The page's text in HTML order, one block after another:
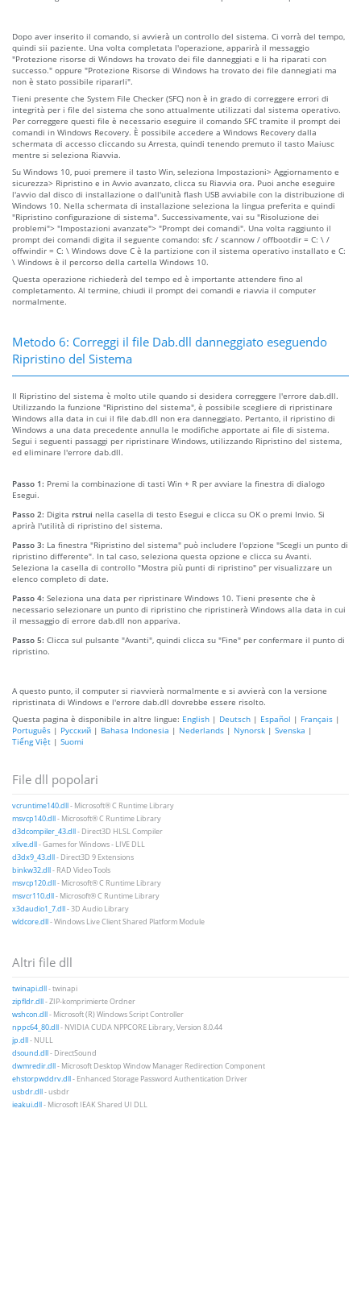
Dopo aver inserito il comando, si avvierà un controllo del sistema. Ci vorrà del tempo,
quindi sii paziente. Una volta completata l'operazione, apparirà il messaggio
"Protezione risorse di Windows ha trovato dei file danneggiati e li ha riparati con
successo." oppure "Protezione Risorse di Windows ha trovato dei file dannegiati ma
non è stato possibile ripararli".
Tieni presente che System File Checker (SFC) non è in grado di correggere errori di
integrità per i file del sistema che sono attualmente utilizzati dal sistema operativo.
Per correggere questi file è necessario eseguire il comando SFC tramite il prompt dei
comandi in Windows Recovery. È possibile accedere a Windows Recovery dalla
schermata di accesso cliccando su Arresta, quindi tenendo premuto il tasto Maiusc
mentre si seleziona Riavvia.
Su Windows 10, puoi premere il tasto Win, seleziona Impostazioni> Aggiornamento e
sicurezza> Ripristino e in Avvio avanzato, clicca su Riavvia ora. Puoi anche eseguire
l'avvio dal disco di installazione o dall'unità flash USB avviabile con la distribuzione di
Windows 10. Nella schermata di installazione seleziona la lingua preferita e quindi
"Ripristino configurazione di sistema". Successivamente, vai su "Risoluzione dei
problemi"> "Impostazioni avanzate"> "Prompt dei comandi". Una volta raggiunto il
prompt dei comandi digita il seguente comando: sfc / scannow / offbootdir = C: \ /
offwindir = C: \ Windows dove C è la partizione con il sistema operativo installato e C:
\ Windows è il percorso della cartella Windows 10.
Questa operazione richiederà del tempo ed è importante attendere fino al
completamento. Al termine, chiudi il prompt dei comandi e riavvia il computer
normalmente.
Metodo 6: Correggi il file Dab.dll danneggiato eseguendo
Ripristino del Sistema
Il Ripristino del sistema è molto utile quando si desidera correggere l'errore dab.dll.
Utilizzando la funzione "Ripristino del sistema", è possibile scegliere di ripristinare
Windows alla data in cui il file dab.dll non era danneggiato. Pertanto, il ripristino di
Windows a una data precedente annulla le modifiche apportate ai file di sistema.
Segui i seguenti passaggi per ripristinare Windows, utilizzando Ripristino del sistema,
ed eliminare l'errore dab.dll.
Passo 1: Premi la combinazione di tasti Win + R per avviare la finestra di dialogo
Esegui.
Passo 2: Digita rstrui nella casella di testo Esegui e clicca su OK o premi Invio. Si
aprirà l'utilità di ripristino del sistema.
Passo 3: La finestra "Ripristino del sistema" può includere l'opzione "Scegli un punto di
ripristino differente". In tal caso, seleziona questa opzione e clicca su Avanti.
Seleziona la casella di controllo "Mostra più punti di ripristino" per visualizzare un
elenco completo di date.
Passo 4: Seleziona una data per ripristinare Windows 10. Tieni presente che è
necessario selezionare un punto di ripristino che ripristinerà Windows alla data in cui
il messaggio di errore dab.dll non appariva.
Passo 5: Clicca sul pulsante "Avanti", quindi clicca su "Fine" per confermare il punto di
ripristino.
A questo punto, il computer si riavvierà normalmente e si avvierà con la versione
ripristinata di Windows e l'errore dab.dll dovrebbe essere risolto.
Questa pagina è disponibile in altre lingue: English | Deutsch | Español | Français |
Português | Русский | Bahasa Indonesia | Nederlands | Nynorsk | Svenska |
Tiếng Việt | Suomi
File dll popolari
vcruntime140.dll- Microsoft® C Runtime Library
msvcp140.dll- Microsoft® C Runtime Library
d3dcompiler_43.dll- Direct3D HLSL Compiler
xlive.dll- Games for Windows - LIVE DLL
d3dx9_43.dll- Direct3D 9 Extensions
binkw32.dll- RAD Video Tools
msvcp120.dll- Microsoft® C Runtime Library
msvcr110.dll- Microsoft® C Runtime Library
x3daudio1_7.dll- 3D Audio Library
wldcore.dll- Windows Live Client Shared Platform Module
Altri file dll
twinapi.dll- twinapi
zipfldr.dll- ZIP-komprimierte Ordner
wshcon.dll- Microsoft (R) Windows Script Controller
nppc64_80.dll- NVIDIA CUDA NPPCORE Library, Version 8.0.44
jp.dll- NULL
dsound.dll- DirectSound
dwmredir.dll- Microsoft Desktop Window Manager Redirection Component
ehstorpwddrv.dll- Enhanced Storage Password Authentication Driver
usbdr.dll- usbdr
ieakui.dll- Microsoft IEAK Shared UI DLL